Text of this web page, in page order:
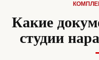
Какие
студии